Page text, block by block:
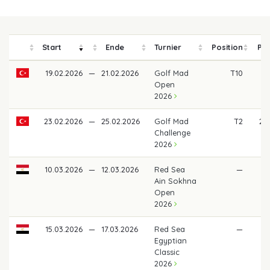
Start Ende Turnier Position
19.02.2026 — 21.02.2026
Golf Mad
Open
2026
T10
23.02.2026 — 25.02.2026
Golf Mad
Challenge
2026
T2
10.03.2026 — 12.03.2026
Red Sea
Ain Sokhna
Open
2026
—
15.03.2026 — 17.03.2026
Red Sea
Egyptian
Classic
2026
—